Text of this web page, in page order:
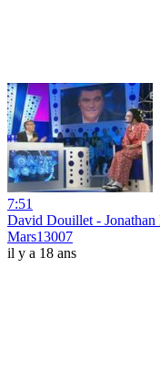
7:51
David Douillet - Jonathan
Mars13007
il y a 18 ans